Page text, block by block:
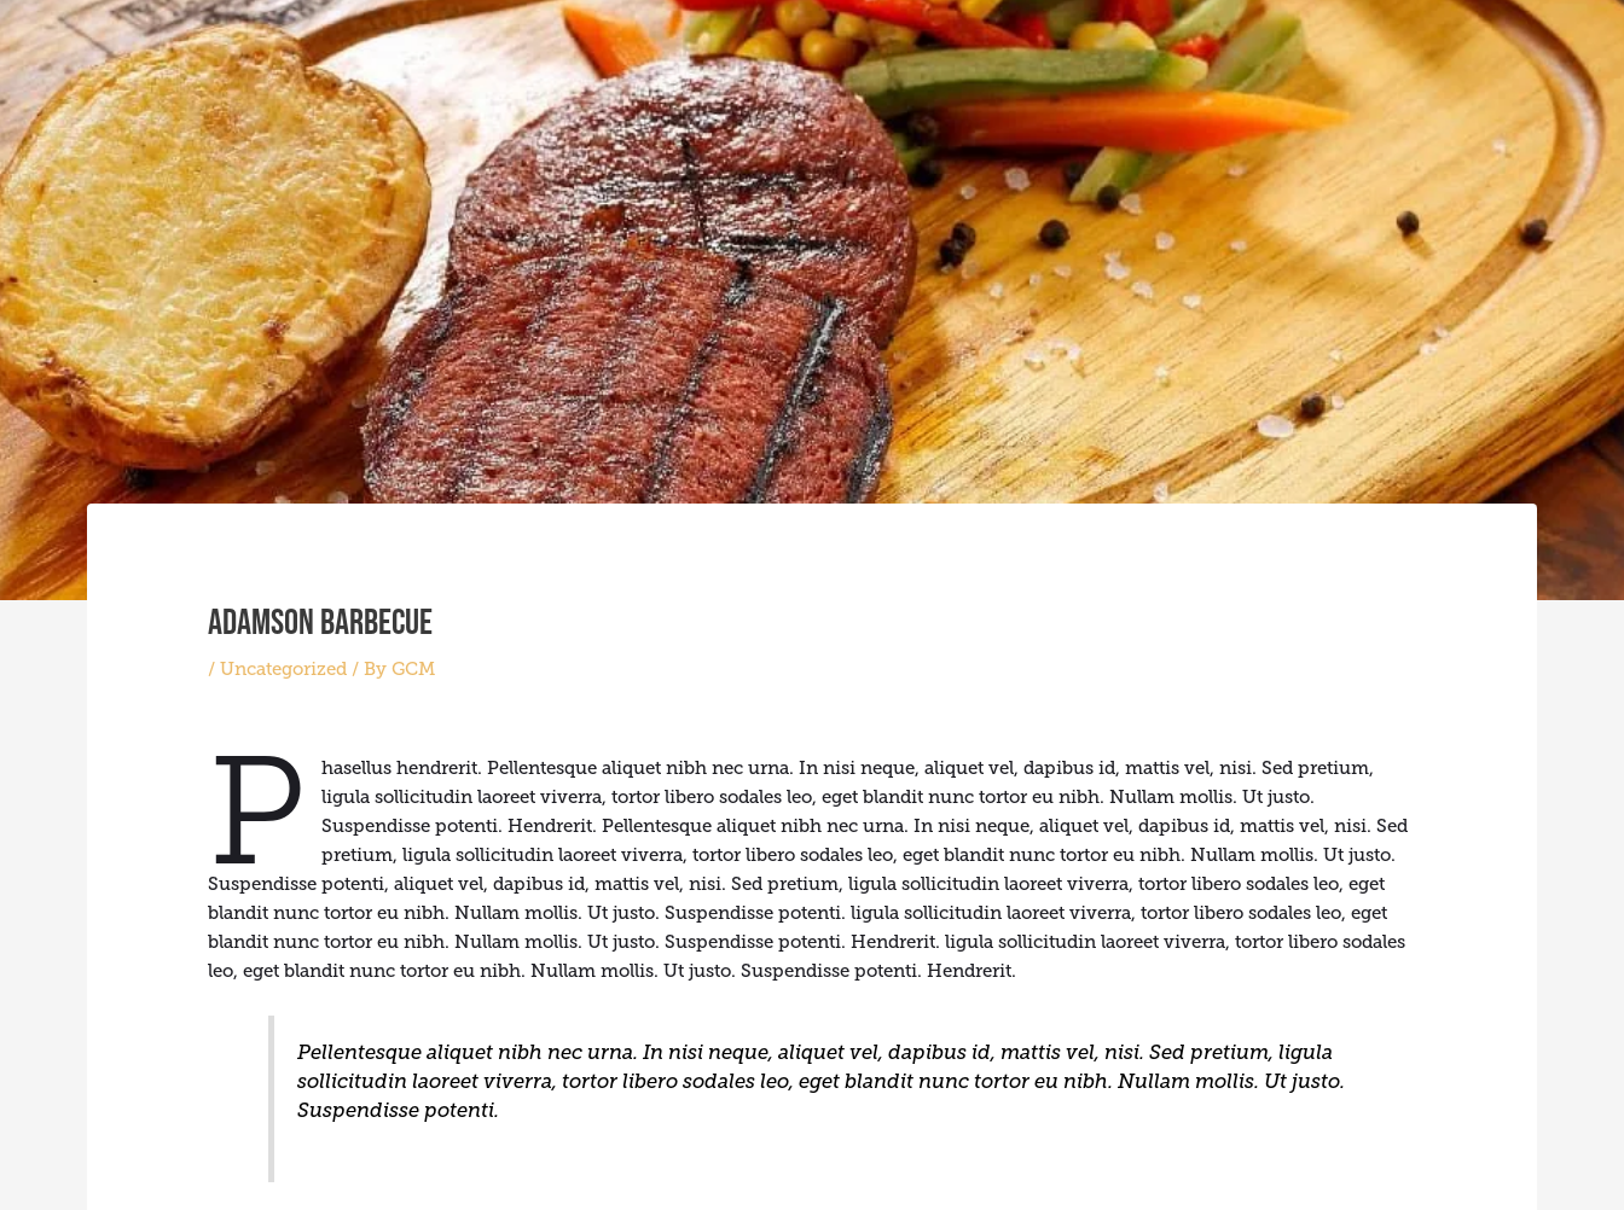
Adamson Barbecue
/Uncategorized / ByGCM
P
hasellus hendrerit. Pellentesque aliquet nibh nec urna. In nisi neque, aliquet vel, dapibus id, mattis vel, nisi. Sed pretium,
ligula sollicitudin laoreet viverra, tortor libero sodales leo, eget blandit nunc tortor eu nibh. Nullam mollis. Ut justo.
Suspendisse potenti. Hendrerit. Pellentesque aliquet nibh nec urna. In nisi neque, aliquet vel, dapibus id, mattis vel, nisi. Sed
pretium, ligula sollicitudin laoreet viverra, tortor libero sodales leo, eget blandit nunc tortor eu nibh. Nullam mollis. Ut justo.
Suspendisse potenti, aliquet vel, dapibus id, mattis vel, nisi. Sed pretium, ligula sollicitudin laoreet viverra, tortor libero sodales leo, eget
blandit nunc tortor eu nibh. Nullam mollis. Ut justo. Suspendisse potenti. ligula sollicitudin laoreet viverra, tortor libero sodales leo, eget
blandit nunc tortor eu nibh. Nullam mollis. Ut justo. Suspendisse potenti. Hendrerit. ligula sollicitudin laoreet viverra, tortor libero sodales
leo, eget blandit nunc tortor eu nibh. Nullam mollis. Ut justo. Suspendisse potenti. Hendrerit.
Pellentesque aliquet nibh nec urna. In nisi neque, aliquet vel, dapibus id, mattis vel, nisi. Sed pretium, ligula
sollicitudin laoreet viverra, tortor libero sodales leo, eget blandit nunc tortor eu nibh. Nullam mollis. Ut justo.
Suspendisse potenti.